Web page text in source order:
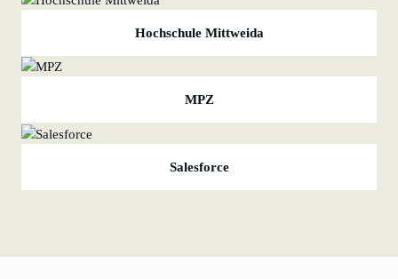
Hochschule Mittweida
MPZ
Salesforce